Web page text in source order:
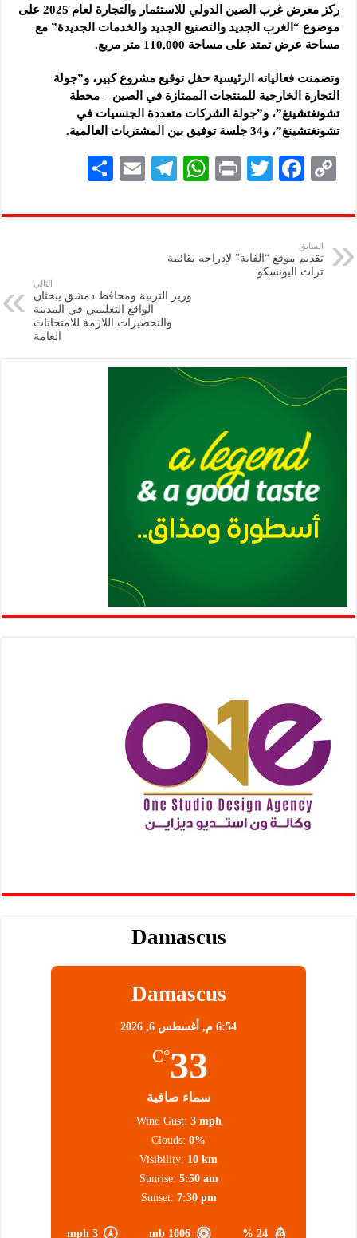
ركز معرض غرب الصين الدولي للاستثمار والتجارة لعام 2025 على
موضوع “الغرب الجديد والتصنيع الجديد والخدمات الجديدة” مع
مساحة عرض تمتد على مساحة 110,000 متر مربع.
وتضمنت فعالياته الرئيسية حفل توقيع مشروع كبير، و”جولة
التجارة الخارجية للمنتجات الممتازة في الصين – محطة
تشونغتشينغ”، و”جولة الشركات متعددة الجنسيات في
تشونغتشينغ”، و34 جلسة توفيق بين المشتريات العالمية.
C
p
y
Li
F
eb
k
T
tt
P
nt
W
at
A
p
p
Te
gr
E
ai
ar
السابق
تقديم موقع “الفاية” لإدراجه بقائمة
تراث اليونسكو
التالي
وزير التربية ومحافظ دمشق يبحثان
الواقع التعليمي في المدينة
والتحضيرات اللازمة للامتحانات
العامة
Damascus
Damascus
6:54 م, أغسطس 6, 2026
33
°C
سماء صافية
24 %
1006 mb
3 mph
Wind Gust: 3 mph
Clouds: 0%
Visibility: 10 km
Sunrise: 5:50 am
Sunset: 7:30 pm